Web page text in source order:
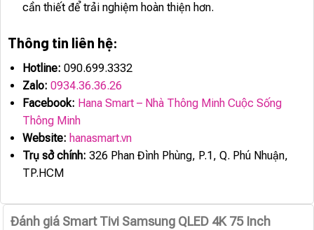
cần thiết để trải nghiệm hoàn thiện hơn.
Thông tin liên hệ:
Hotline: 090.699.3332
Zalo: 0934.36.36.26
Facebook: Hana Smart – Nhà Thông Minh Cuộc Sống
Thông Minh
Website: hanasmart.vn
Trụ sở chính: 326 Phan Đình Phùng, P.1, Q. Phú Nhuận,
TP.HCM
Đánh giá Smart Tivi Samsung QLED 4K 75 Inch